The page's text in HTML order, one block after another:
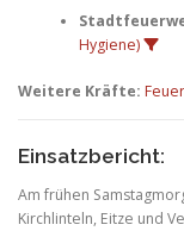
Hygiene)
Weitere Kräfte:
Einsatzbericht:
Am frühen
Kirchlinteln, Eitze und